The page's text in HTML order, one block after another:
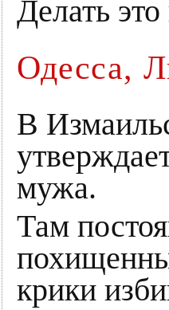
Делать
Одесса,
В
мужа.
Там
крики